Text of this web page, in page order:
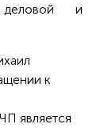
и
к
является